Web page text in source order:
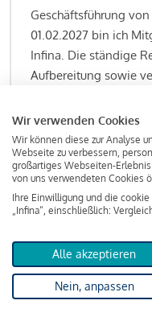
Geschäftsführung
01.02.2027 bin ich
Infina. Die ständige
Aufbereitung sowie
Kreditgeschäft
Lesen Sie meine
KreditindexDas
Wir verwenden Cookies
Wir können diese zur Analyse
Webseite zu verbessern,
großartiges Webseiten-
von uns verwendeten Cookies
Ihre Einwilligung und die
„Infina“, einschließlich:
Alle akzeptieren
Nein, anpassen